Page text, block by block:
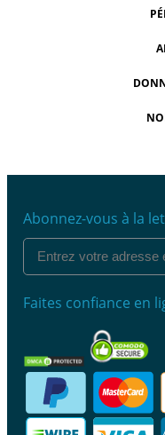
Abonnez-vous à la
Faites confiance en